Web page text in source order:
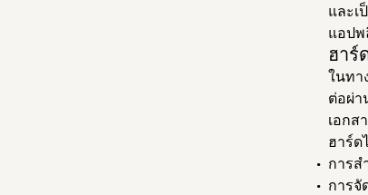
และ
แอปพ
ฮาร์
ในทา
ต่อผ่า
เอกส
ฮาร์ด
การ
การจั